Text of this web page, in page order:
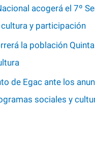
acogerá el 7º
y participación
la población
de Egac ante los
sociales y